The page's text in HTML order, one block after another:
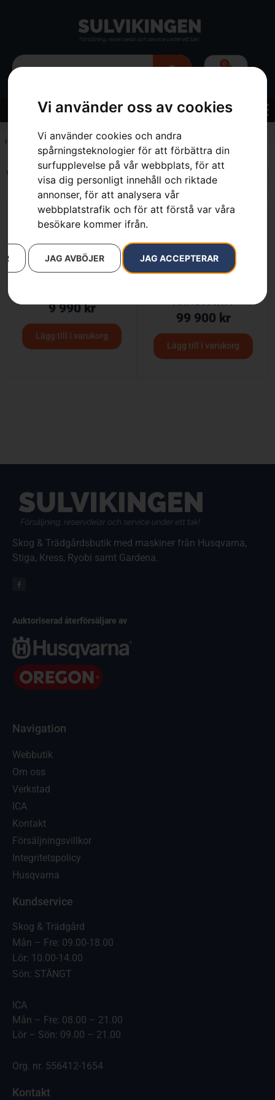
Vi använder oss av cookies
Vi använder cookies och andra
spårningsteknologier för att förbättra din
surfupplevelse på vår webbplats, för att
visa dig personligt innehåll och riktade
annonser, för att analysera vår
webbplatstrafik och för att förstå var våra
besökare kommer ifrån.
JAG ACCEPTERAR
JAG AVBÖJER
0
Hem 80 cm
Visar alla 2 resultat
9 990kr
Lägg till i varukorg
ARWB580Xv1
99 900 kr
Lägg till i varukorg
Skog & Trädgårdsbutik med maskiner från Husqvarna,
Stiga, Kress, Ryobi samt Gardena.
Auktoriserad återförsäljare av
Navigation
Webbutik
Om oss
Verkstad
ICA
Kontakt
Försäljningsvillkor
Integritetspolicy
Husqvarna
Kundservice
Skog & Trädgård
Mån – Fre: 09.00-18.00
Lör: 10.00-14.00
Sön: STÄNGT
ICA
Mån – Fre: 08.00 – 21.00
Lör – Sön: 09.00 – 21.00
Org. nr. 556412-1654
Kontakt